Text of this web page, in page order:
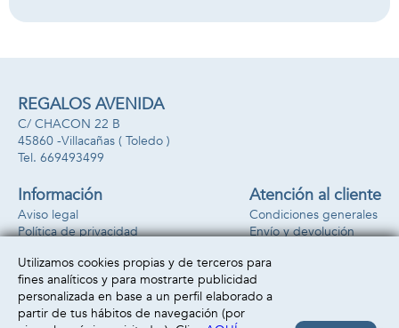
REGALOS AVENIDA
C/ CHACON 22 B
45860 -Villacañas ( Toledo )
669493499
Información
Aviso legal
Política de privacidad
Atención al cliente
Condiciones generales
Envío y devolución
Formas de pago
Utilizamos cookies propias y de terceros para
fines analíticos y para mostrarte publicidad
personalizada en base a un perfil elaborado a
partir de tus hábitos de navegación (por